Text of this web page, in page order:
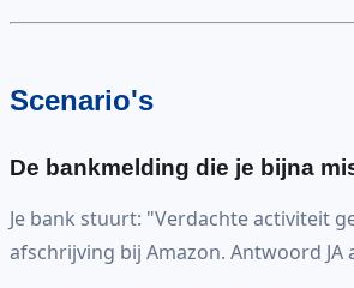
Scenario's
De bankmelding die je bijna
Je bank stuurt: "Verdachte activiteit
afschrijving bij Amazon. Antwoord JA